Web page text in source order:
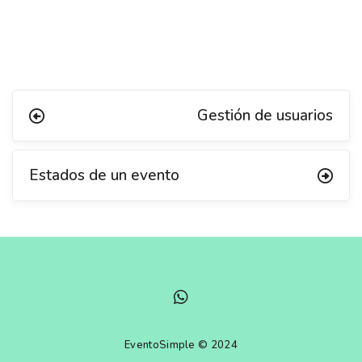
Gestión de usuarios
Estados de un evento
EventoSimple © 2024